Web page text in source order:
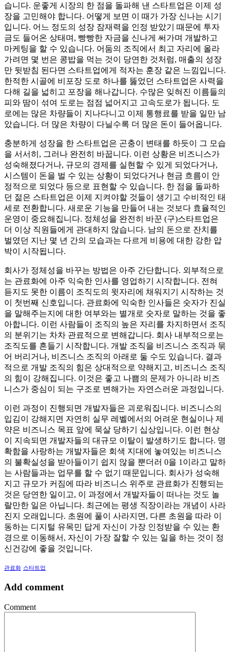
습니다. 운좋게 시장의 한 점을 돌파해 낸 스타트업은 이제 성
장을 고민해야 합니다. 어떻게 보면 이 때가 가장 신나는 시기
입니다. 어느 정도의 성장 잠재력을 인정 받았기 때문에 투자
금도 들어온 상태며, 빵빵한 자금을 신나게 써가며 개발하고
마케팅을 할 수 있습니다. 어둠의 조직에서 최고 자리에 올라
가려면 몇 번은 콩밥을 먹는 것이 당연한 것처럼, 매출의 성장
만 뒷받침 된다면 스타트업에게 적자는 훈장 같은 느낌입니다.
한적한 시골에 비포장 도로 하나를 뚫었던 스타트업은 사력을
다해 길을 넓히고 포장을 해나갑니다. 수많은 잊혀진 이름들의
피와 땀이 섞여 도로는 점점 넓어지고 고속도로가 됩니다. 도
로에는 많은 차량들이 지나다니고 이제 통행료를 받을 일만 남
았습니다. 더 많은 차량이 다닐수록 더 많은 돈이 들어옵니다.
충분하게 성장을 한 스타트업은 곤충이 변태를 하듯이 그 모습
을 서서히, 그러나 완전히 바꿉니다. 이런 상황은 비즈니스가
성숙해졌다거나, 규모의 경제를 실현할 수 있게 되었다거나,
시스템이 돈을 벌 수 있는 상황이 되었다거나 현금 흐름이 안
정적으로 되었다 등으로 표현할 수 있습니다. 한 점을 돌파하
던 젊은 스타트업은 이제 지켜야할 것들이 생기고 수비적인 태
세로 전환합니다. 새로운 기능을 만들어 내는 것보다 효율적인
운영이 중요해집니다. 정체성을 완전히 바꾼 (구)스타트업은
더 이상 직원들에게 관대하지 않습니다. 남의 돈으로 잔치를
벌였던 지난 몇 년 간의 모습과는 다르게 비용에 대한 강한 압
박이 시작됩니다.
회사가 정체성을 바꾸는 방법은 아주 간단합니다. 외부적으로
는 관료화에 아주 익숙한 인사를 영업하기 시작합니다. 전혀
듣지도 못한 이름이 조직도의 윗자리에 채워지기 시작하는 것
이 첫번째 신호입니다. 관료화에 익숙한 인사들은 숫자가 진실
을 말해주는지에 대한 여부와는 별개로 숫자로 말하는 것을 좋
아합니다. 이런 사람들이 조직의 높은 자리를 차지하면서 조직
의 분위기는 차차 관료적으로 변해갑니다. 회사 내부적으로는
조직도를 흔들기 시작합니다. 개발 조직을 비즈니스 조직과 묶
어 버리거나, 비즈니스 조직의 아래로 둘 수도 있습니다. 결과
적으로 개발 조직의 힘은 상대적으로 약해지고, 비즈니스 조직
의 힘이 강해집니다. 이것은 좋고 나쁨의 문제가 아니라 비즈
니스가 중심이 되는 구조로 변해가는 자연스러운 과정입니다.
이런 과정이 진행되면 개발자들은 괴로워집니다. 비즈니스의
입김이 강해지면 자연히 실무 레벨에서의 어려운 현실이나 제
약은 비즈니스 목표 앞에 묵살 당하기 십상입니다. 이런 현상
이 지속되면 개발자들의 대규모 이탈이 발생하기도 합니다. 명
확함을 사랑하는 개발자들은 회색 지대에 놓여있는 비즈니스
의 불확실성을 받아들이기 쉽지 않을 뿐더러 0을 1이라고 말하
는 사람들과는 업무를 할 수 없기 때문입니다. 회사가 성숙해
지고 규모가 커짐에 따라 비즈니스 위주로 관료화가 진행되는
것은 당연한 일이고, 이 과정에서 개발자들이 떠나는 것도 놀
랄만한 일은 아닙니다. 최근에는 평생 직장이라는 개념이 사라
진지 오래입니다. 초원에 풀이 사라지면, 다른 초원을 따라 이
동하는 디지털 유목민 답게 자신이 가장 인정받을 수 있는 환
경으로 이동해서, 자신이 가장 잘할 수 있는 일을 하는 것이 정
신건강에 좋을 것입니다.
관료화 스타트업
Add comment
Comment